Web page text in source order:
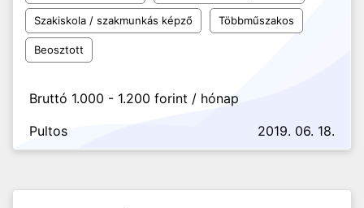
Szakiskola / szakmunkás képző Többműszakos
Beosztott
Bruttó 1.000 - 1.200 forint / hónap
Pultos
2019. 06. 18.